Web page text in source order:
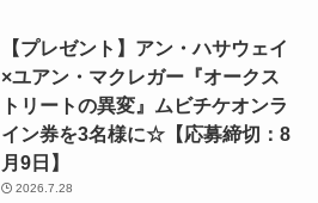
【プレゼント】アン・ハサウェイ
×ユアン・マクレガー『オークス
トリートの異変』ムビチケオンラ
イン券を3名様に☆【応募締切：8
月9日】
2026.7.28